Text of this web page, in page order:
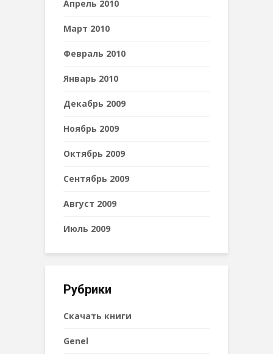
Апрель 2010
Март 2010
Февраль 2010
Январь 2010
Декабрь 2009
Ноябрь 2009
Октябрь 2009
Сентябрь 2009
Август 2009
Июль 2009
Рубрики
Cкачать книги
Genel